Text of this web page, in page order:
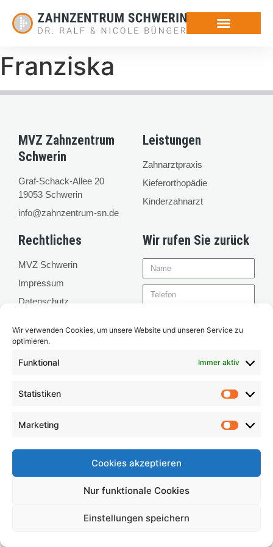
Wir verwenden Cookies, um unsere Website und unseren Service zu
optimieren.
Funktional Immer aktiv
Statistiken
Marketing
Cookies akzeptieren
Nur funktionale Cookies
Einstellungen speichern
Franziska
MVZ Zahnzentrum
Schwerin
Graf-Schack-Allee 20
19053 Schwerin
info@zahnzentrum-sn.de
Leistungen
Zahnarztpraxis
Kieferorthopädie
Kinderzahnarzt
Rechtliches
MVZ Schwerin
Impressum
Datenschutz
Wir rufen Sie zurück
Formulars bestätigen Sie die
Einverständnis für unsere